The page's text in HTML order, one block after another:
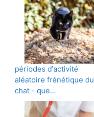
périodes d'activité
aléatoire frénétique du
chat - que…